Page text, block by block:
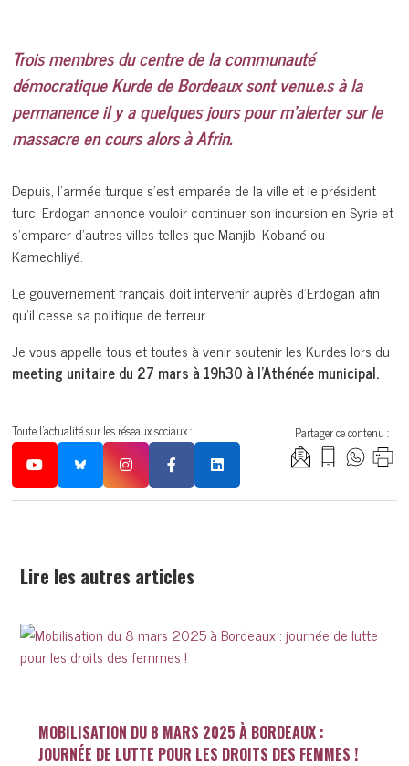
Trois membres du centre de la communauté
démocratique Kurde de Bordeaux sont venu.e.s à la
permanence il y a quelques jours pour m’alerter sur le
massacre en cours alors à Afrin.
Depuis, l’armée turque s’est emparée de la ville et le président
turc, Erdogan annonce vouloir continuer son incursion en Syrie et
s’emparer d’autres villes telles que Manjib, Kobané ou
Kamechliyé.
Le gouvernement français doit intervenir auprès d’Erdogan afin
qu’il cesse sa politique de terreur.
Je vous appelle tous et toutes à venir soutenir les Kurdes lors du
meeting unitaire du 27 mars à 19h30 à l’Athénée municipal.
Partager ce contenu :
Toute l'actualité sur les réseaux sociaux :
Lire les autres articles
MOBILISATION DU 8 MARS 2025 À BORDEAUX :
JOURNÉE DE LUTTE POUR LES DROITS DES FEMMES !